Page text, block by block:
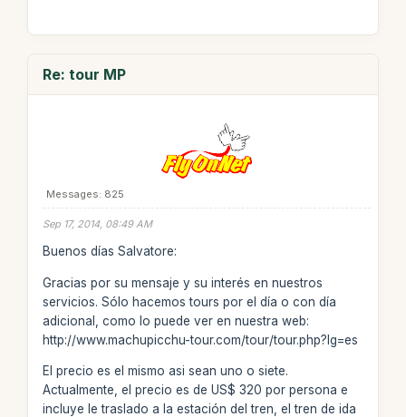
Re: tour MP
Messages: 825
Sep 17, 2014, 08:49 AM
Buenos días Salvatore:
Gracias por su mensaje y su interés en nuestros
servicios. Sólo hacemos tours por el día o con día
adicional, como lo puede ver en nuestra web:
http://www.machupicchu-tour.com/tour/tour.php?lg=es
El precio es el mismo asi sean uno o siete.
Actualmente, el precio es de US$ 320 por persona e
incluye le traslado a la estación del tren, el tren de ida